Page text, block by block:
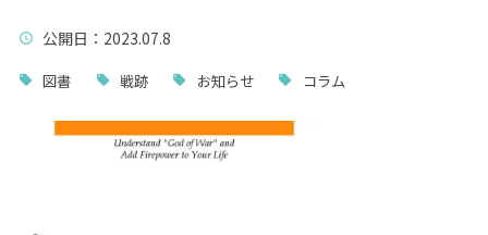
公開日 ：2023.07.8
図書 戦跡 お知らせ コラム